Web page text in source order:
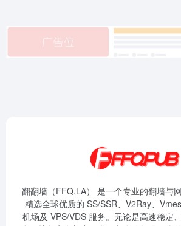
翻翻墙（FFQ.LA） 是一个专业的翻墙与
精选全球优质的 SS/SSR、V2Ray、
机场及 VPS/VDS 服务。无论是高速稳定